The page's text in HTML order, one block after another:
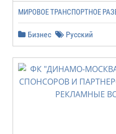
МИРОВОЕ ТРАНСПОРТНОЕ
Бизнес Русский